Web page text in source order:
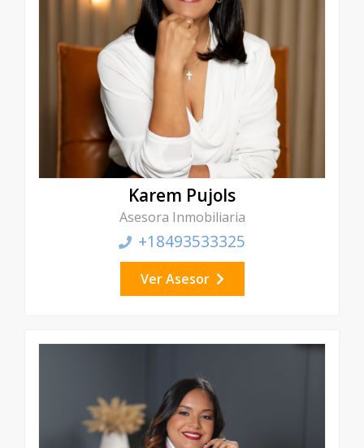
Karem Pujols
Asesora Inmobiliaria
+18493533325
Ver Asesor